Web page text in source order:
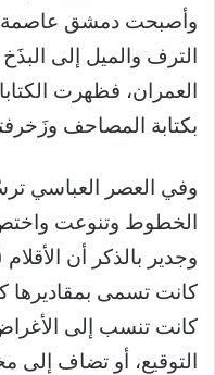
وأصبحت دمشق عاصمة
الترف والميل إلى
العمران، فظهرت
بكتابة المصاحف
وفي العصر العباسي
الخطوط وتنوعت واختص
وجدير بالذكر أن
كانت تسمى بمقاديرها
كانت تنسب إلى
التوقيع، أو تضاف إلى